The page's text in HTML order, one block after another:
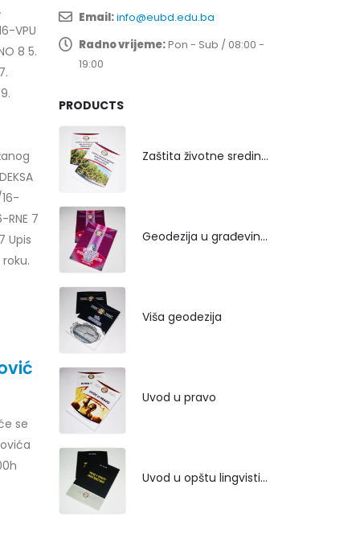
VPU
8 5.
RNE 7
Upis
se
Email:info@eubd.edu.ba
Radno vrijeme:Pon - Sub / 08:00 -
19:00
PRODUCTS
Zaštita životne sredine rekultivacijom odlagališta
Geodezija u građevinarstvu
Viša geodezija
Uvod u pravo
Uvod u opštu lingvistiku